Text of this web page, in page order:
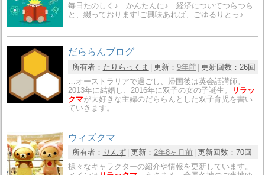
毎日たのしく♪ かんたんに♪ 経済についてつらつら
と、綴っております!ご興味あれば、ごゆるりとっ♪
だららんブログ
所有者： たりらっくま 更新： 9年前 更新回数： 26回
…オーストラリアで過ごし、帰国後は英会話講師。
2013年に結婚し、2016年に双子の女の子誕生。
リラッ
クマが大好きな主婦のだららんとした双子育児を書い
ていきます。
ウィズクマ
所有者： りんず 更新： 2年8ヶ月前 更新回数： 70回
様々なキャラクターの紹介や情報を更新しています。